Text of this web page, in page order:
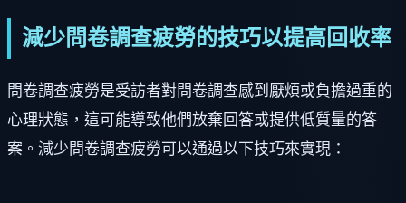
減少問卷調查疲勞的技巧以提高回收率
問卷調查疲勞是受訪者對問卷調查感到厭煩或負擔過重的
心理狀態，這可能導致他們放棄回答或提供低質量的答
案。減少問卷調查疲勞可以通過以下技巧來實現：